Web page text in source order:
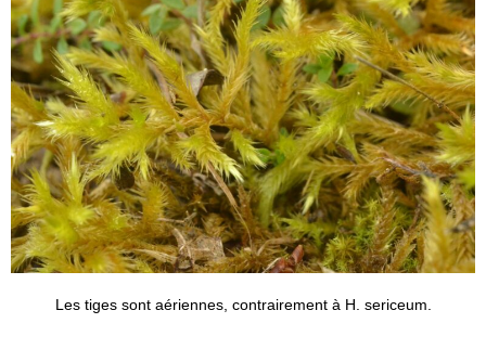
Les tiges sont aériennes, contrairement à H. sericeum.